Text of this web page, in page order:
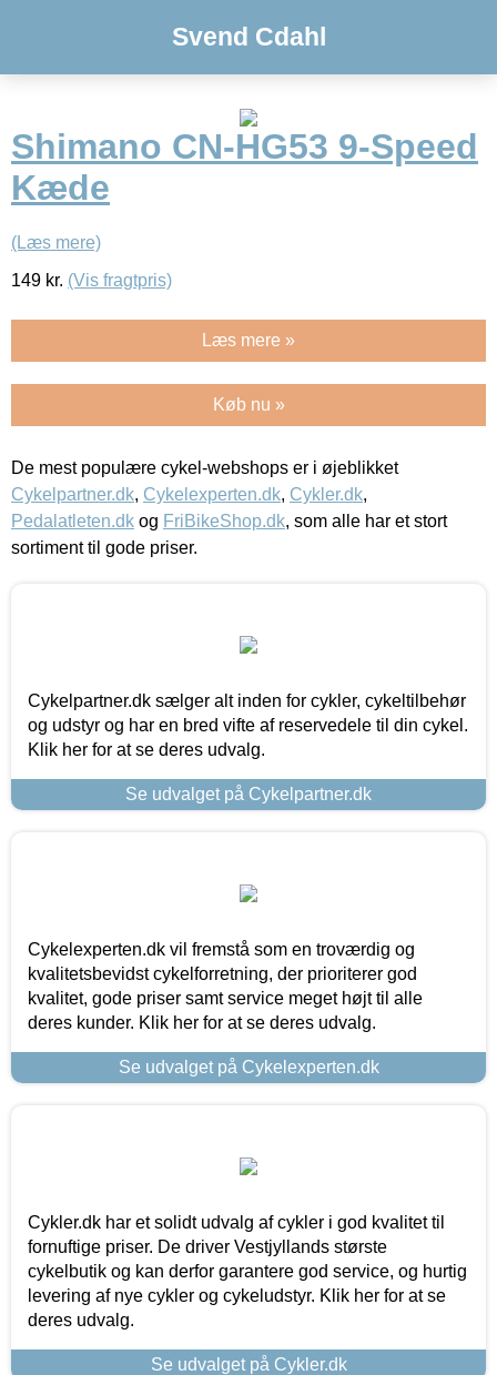
Svend Cdahl
Shimano CN-HG53 9-Speed
Kæde
(Læs mere)
149 kr. (Vis fragtpris)
Læs mere »
Køb nu »
De mest populære cykel-webshops er i øjeblikket
Cykelpartner.dk, Cykelexperten.dk, Cykler.dk,
Pedalatleten.dk og FriBikeShop.dk, som alle har et stort
sortiment til gode priser.
Cykelpartner.dk sælger alt inden for cykler, cykeltilbehør
og udstyr og har en bred vifte af reservedele til din cykel.
Klik her for at se deres udvalg.
Se udvalget på Cykelpartner.dk
Cykelexperten.dk vil fremstå som en troværdig og
kvalitetsbevidst cykelforretning, der prioriterer god
kvalitet, gode priser samt service meget højt til alle
deres kunder. Klik her for at se deres udvalg.
Se udvalget på Cykelexperten.dk
Cykler.dk har et solidt udvalg af cykler i god kvalitet til
fornuftige priser. De driver Vestjyllands største
cykelbutik og kan derfor garantere god service, og hurtig
levering af nye cykler og cykeludstyr. Klik her for at se
deres udvalg.
Se udvalget på Cykler.dk